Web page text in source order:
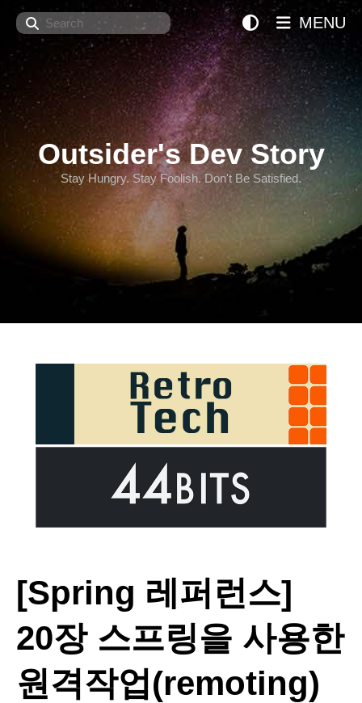
Search
Outsider's Dev Story
Stay Hungry. Stay Foolish. Don't Be Satisfied.
MENU
[Spring 레퍼런스]
20장 스프링을 사용한
원격작업(remoting)